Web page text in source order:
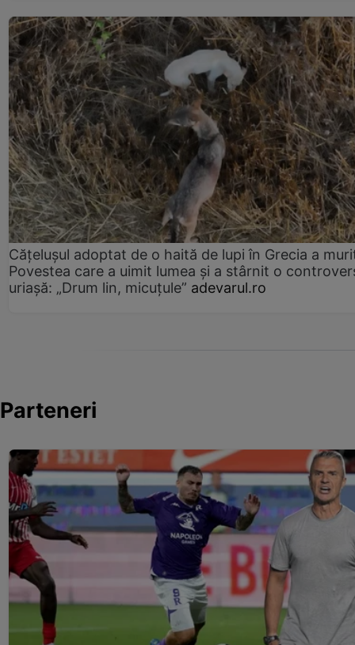
Cățelușul adoptat de o haită de lupi în Grecia a
Povestea care a uimit lumea și a stârnit o
uriașă: „Drum lin, micuțule” adevarul.ro
Parteneri